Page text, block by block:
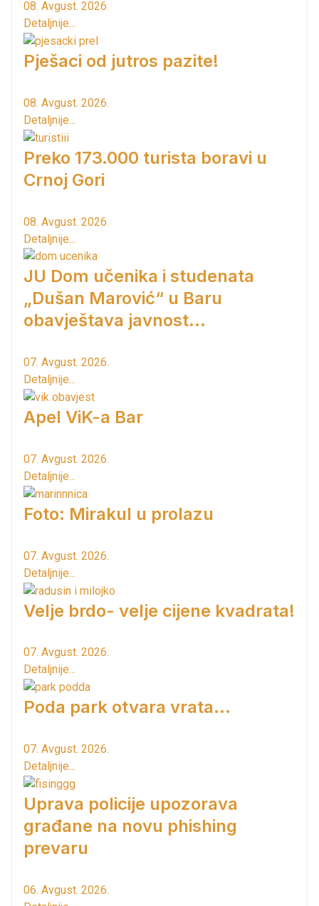
08. Avgust. 2026.
Detaljnije...
Pješaci od jutros pazite!
08. Avgust. 2026.
Detaljnije...
Preko 173.000 turista boravi u
Crnoj Gori
08. Avgust. 2026.
Detaljnije...
JU Dom učenika i studenata
„Dušan Marović“ u Baru
obavještava javnost...
07. Avgust. 2026.
Detaljnije...
Apel ViK-a Bar
07. Avgust. 2026.
Detaljnije...
Foto: Mirakul u prolazu
07. Avgust. 2026.
Detaljnije...
Velje brdo- velje cijene kvadrata!
07. Avgust. 2026.
Detaljnije...
Poda park otvara vrata...
07. Avgust. 2026.
Detaljnije...
Uprava policije upozorava
građane na novu phishing
prevaru
06. Avgust. 2026.